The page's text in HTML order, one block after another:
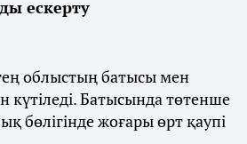
ескерту
облыстың батысы мен
күтіледі. Батысында төтенше
бөлігінде жоғары өрт қаупі